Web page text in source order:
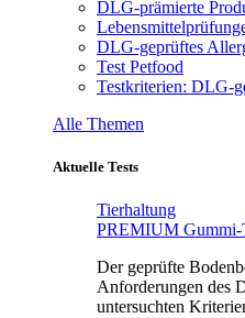
DLG-prämierte
DLG-geprüftes
Test Petfood
Testkriterien: DLG-
Alle Themen
Aktuelle Tests
Tierhaltung
PREMIUM Gummi-
Der geprüfte
Anforderungen des
untersuchten